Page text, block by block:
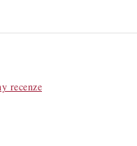
recenze